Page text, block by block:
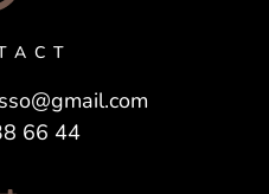
66 44